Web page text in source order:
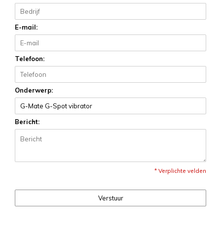
E-mail:
Telefoon:
Onderwerp:
Bericht:
* Verplichte velden
Verstuur